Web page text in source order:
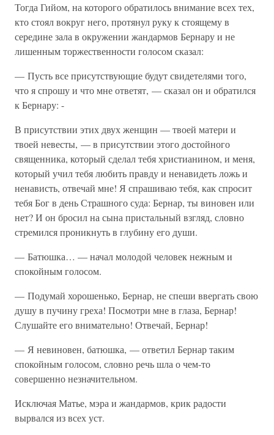
Тогда Гийом, на которого обратилось внимание всех тех,
кто стоял вокруг него, протянул руку к стоящему в
середине зала в окружении жандармов Бернару и не
лишенным торжественности голосом сказал:
— Пусть все присутствующие будут свидетелями того,
что я спрошу и что мне ответят, — сказал он и обратился
к Бернару: -
В присутствии этих двух женщин — твоей матери и
твоей невесты, — в присутствии этого достойного
священника, который сделал тебя христианином, и меня,
который учил тебя любить правду и ненавидеть ложь и
ненависть, отвечай мне! Я спрашиваю тебя, как спросит
тебя Бог в день Страшного суда: Бернар, ты виновен или
нет? И он бросил на сына пристальный взгляд, словно
стремился проникнуть в глубину его души.
— Батюшка… — начал молодой человек нежным и
спокойным голосом.
— Подумай хорошенько, Бернар, не спеши ввергать свою
душу в пучину греха! Посмотри мне в глаза, Бернар!
Слушайте его внимательно! Отвечай, Бернар!
— Я невиновен, батюшка, — ответил Бернар таким
спокойным голосом, словно речь шла о чем-то
совершенно незначительном.
Исключая Матье, мэра и жандармов, крик радости
вырвался из всех уст.